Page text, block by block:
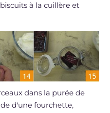
à la cuillère et
dans la purée de
d'une fourchette,